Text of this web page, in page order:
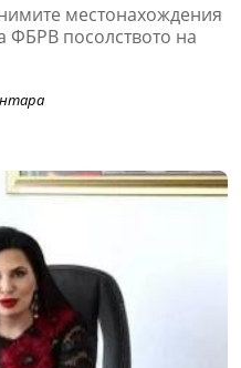
местонахождения
ФБРВ посолството на